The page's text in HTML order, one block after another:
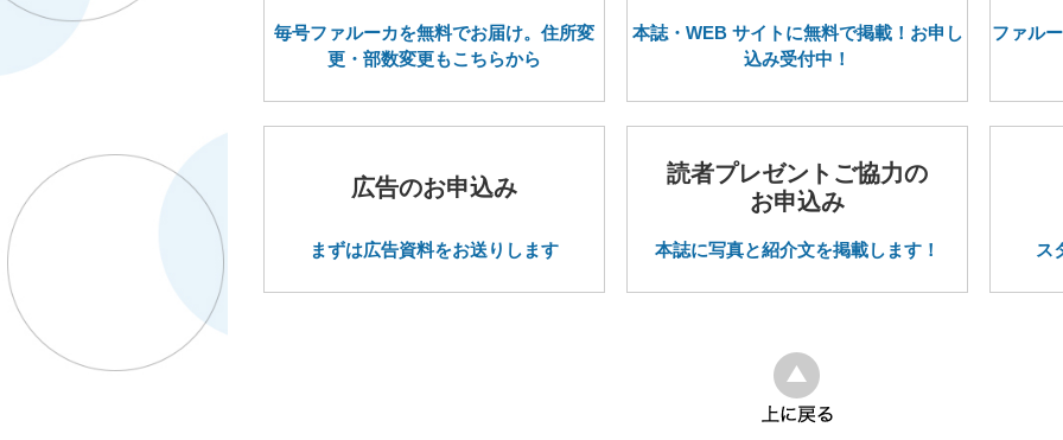
毎号ファルーカを無料でお届け。住所変
更・部数変更もこちらから
本誌・WEB サイトに無料で掲載！お申し
込み受付中！
ファル
広告のお申込み
まずは広告資料をお送りします
読者プレゼントご協力の
お申込み
本誌に写真と紹介文を掲載します！ ス